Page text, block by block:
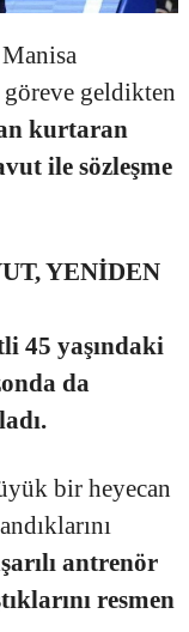
göreve geldikten
kurtaran
ile sözleşme
YENİDEN
45 yaşındaki
da
bir heyecan
antrenör
resmen